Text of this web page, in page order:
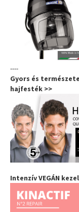
----
Gyors és
hajfesték >>
Intenzív VEGÁN